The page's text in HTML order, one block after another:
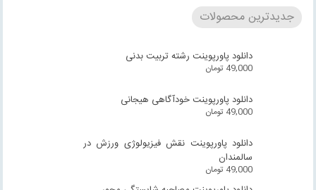
جدیدترین محصولات
دانلود پاورپوینت رشته تربیت بدنی
49,000 تومان
دانلود پاورپوینت خودآگاهی هیجانی
49,000 تومان
دانلود پاورپوینت نقش فیزیولوژی ورزش در
سالمندان
49,000 تومان